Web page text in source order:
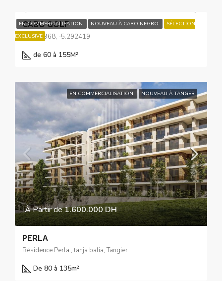
EN COMMERCIALISATION NOUVEAU À CABO NEGRO
SÉLECTION
EXCLUSIVE
CABO GOLF
35.659968, -5.292419
de 60 à 155M²
EN COMMERCIALISATION NOUVEAU À TANGER
À Partir de1.600.000 DH
PERLA
Résidence Perla , tanja balia, Tangier
De 80 à 135m²